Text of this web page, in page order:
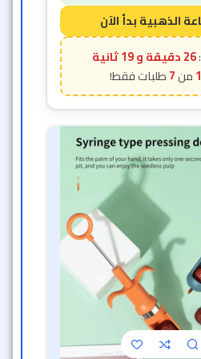
26 دقيقة و 17 ثانية
1
7